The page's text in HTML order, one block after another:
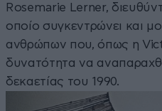
Rosemarie Lerner,
οποίο συγκεντρώνει και
ανθρώπων που, όπως η
δυνατότητα να
δεκαετίας του 1990.